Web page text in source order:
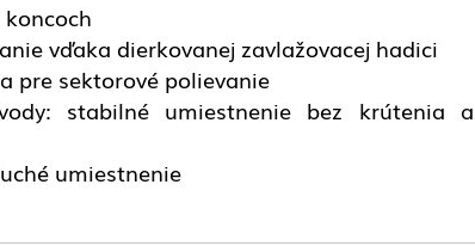
vďaka dierkovanej zavlažovacej hadici
pre sektorové polievanie
stabilné umiestnenie bez krútenia a
umiestnenie